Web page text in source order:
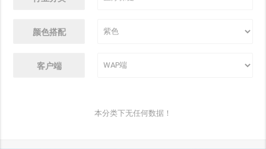
颜色搭配
客户端
本分类下无任何数据！